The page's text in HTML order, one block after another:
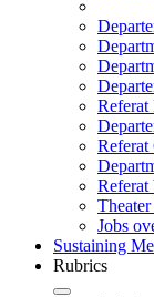
Referat
Referat
Jobs
Sustaining
Rubrics